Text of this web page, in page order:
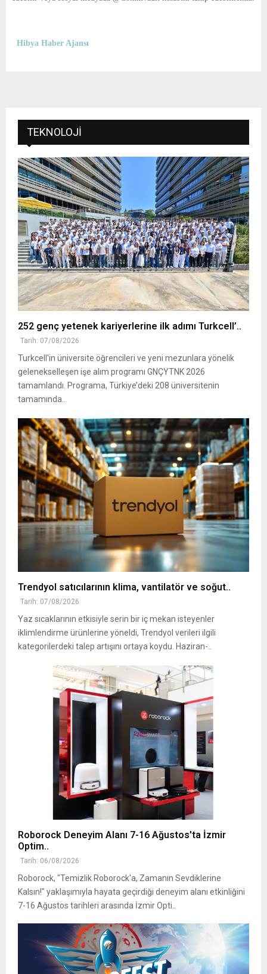
Hibya Haber Ajansı
TEKNOLOJI
252 genç yetenek kariyerlerine ilk adımı Turkcell’..
Tarih: 07/08/2026
Turkcell'in üniversite öğrencileri ve yeni mezunlara yönelik
gelenekselleşen işe alım programı GNÇYTNK 2026
tamamlandı. Programa, Türkiye’deki 208 üniversitenin
tamamında..
Trendyol satıcılarının klima, vantilatör ‎ve soğut..
Tarih: 07/08/2026
Yaz sıcaklarının etkisiyle serin bir iç mekan isteyenler
iklimlendirme ürünlerine yöneldi, ‎Trendyol verileri ilgili
kategorilerdeki talep artışını ortaya koydu. Haziran-..
Roborock Deneyim Alanı 7-16 Ağustos'ta İzmir
Optim..
Tarih: 06/08/2026
Roborock, "Temizlik Roborock'a, Zamanın Sevdiklerine
Kalsın!" yaklaşımıyla hayata geçirdiği deneyim alanı etkinliğini
7-16 Ağustos tarihleri arasında İzmir Opti..